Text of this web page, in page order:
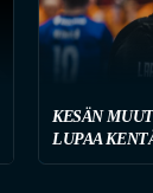
KESÄN
LUPAA